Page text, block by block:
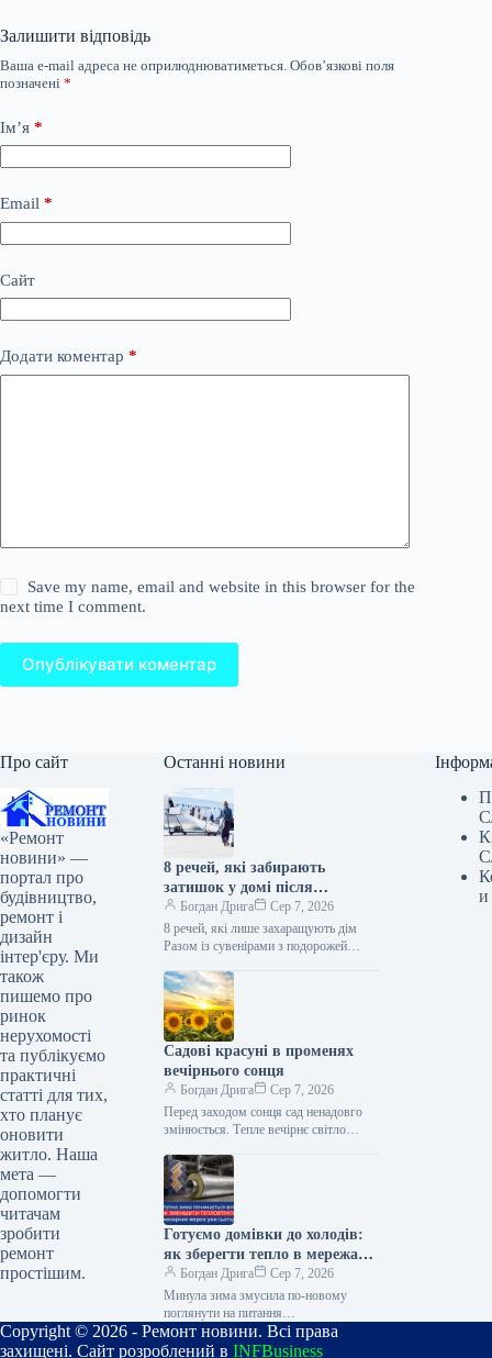
Залишити відповідь
Ваша e-mail адреса не оприлюднюватиметься. Обов’язкові поля
позначені *
Ім’я *
Email *
Сайт
Додати коментар *
Save my name, email and website in this browser for the
next time I comment.
Опублікувати коментар
Про сайт
«Ремонт
новини» —
портал про
будівництво,
ремонт і
дизайн
інтер'єру. Ми
також
пишемо про
ринок
нерухомості
та публікуємо
практичні
статті для тих,
хто планує
оновити
житло. Наша
мета —
допомогти
читачам
зробити
ремонт
простішим.
Останні новини
8 речей, які забирають
затишок у домі після
відпустки
Богдан Дрига
Сер 7, 2026
8 речей, які лише захаращують дім
Разом із сувенірами з подорожей
швидко втрачають свою користь.…
Садові красуні в променях
вечірнього сонця
Богдан Дрига
Сер 7, 2026
Перед заходом сонця сад ненадовго
змінюється. Тепле вечірнє світло
тонке листя та підкреслює легкі
суцвіття, тому…
Готуємо домівки до холодів:
як зберегти тепло в мережах
уже зараз
Богдан Дрига
Сер 7, 2026
Минула зима змусила по-новому
поглянути на питання
енергоефективності. Через російські
обстріли енергетичної інфраструктури
и
Copyright © 2026 - Ремонт новини. Всі права
захищені. Сайт розроблений в INFBusiness